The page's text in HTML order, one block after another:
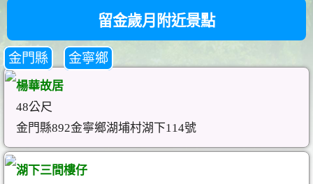
留金歲月附近景點
金門縣 金寧鄉
楊華故居
48公尺
金門縣892金寧鄉湖埔村湖下114號
湖下三間樓仔